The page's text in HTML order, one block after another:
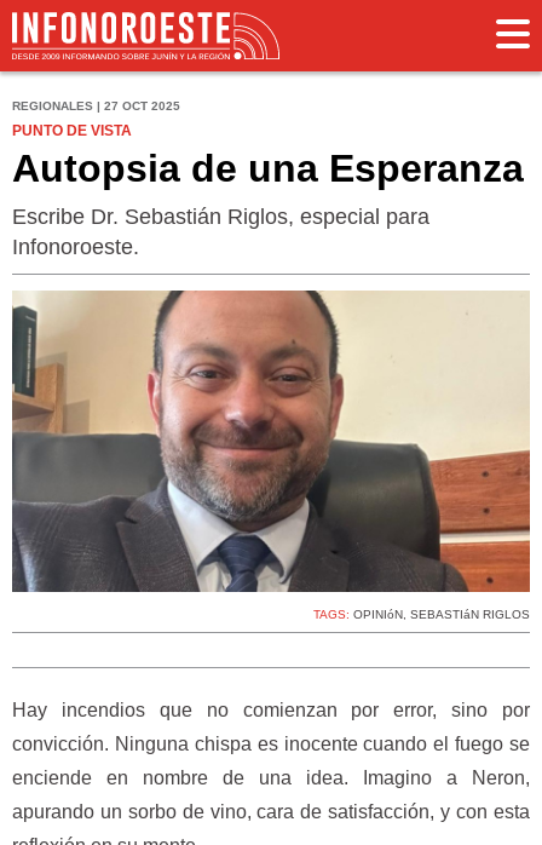
REGIONALES | 27 OCT 2025
PUNTO DE VISTA
Autopsia de una Esperanza
Escribe Dr. Sebastián Riglos, especial para
Infonoroeste.
TAGS: OPINIóN, SEBASTIáN RIGLOS
Hay incendios que no comienzan por error, sino por
convicción. Ninguna chispa es inocente cuando el fuego se
enciende en nombre de una idea. Imagino a Neron,
apurando un sorbo de vino, cara de satisfacción, y con esta